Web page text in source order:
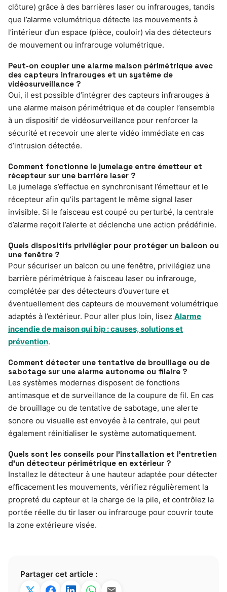
clôture) grâce à des barrières laser ou infrarouges, tandis
que l’alarme volumétrique détecte les mouvements à
l’intérieur d’un espace (pièce, couloir) via des détecteurs
de mouvement ou infrarouge volumétrique.
Peut-on coupler une alarme maison périmétrique avec
des capteurs infrarouges et un système de
vidéosurveillance ?
Oui, il est possible d’intégrer des capteurs infrarouges à
une alarme maison périmétrique et de coupler l’ensemble
à un dispositif de vidéosurveillance pour renforcer la
sécurité et recevoir une alerte vidéo immédiate en cas
d’intrusion détectée.
Comment fonctionne le jumelage entre émetteur et
récepteur sur une barrière laser ?
Le jumelage s’effectue en synchronisant l’émetteur et le
récepteur afin qu’ils partagent le même signal laser
invisible. Si le faisceau est coupé ou perturbé, la centrale
d’alarme reçoit l’alerte et déclenche une action prédéfinie.
Quels dispositifs privilégier pour protéger un balcon ou
une fenêtre ?
Pour sécuriser un balcon ou une fenêtre, privilégiez une
barrière périmétrique à faisceau laser ou infrarouge,
complétée par des détecteurs d’ouverture et
éventuellement des capteurs de mouvement volumétrique
adaptés à l’extérieur. Pour aller plus loin, lisez Alarme
incendie de maison qui bip : causes, solutions et
prévention.
Comment détecter une tentative de brouillage ou de
sabotage sur une alarme autonome ou filaire ?
Les systèmes modernes disposent de fonctions
antimasque et de surveillance de la coupure de fil. En cas
de brouillage ou de tentative de sabotage, une alerte
sonore ou visuelle est envoyée à la centrale, qui peut
également réinitialiser le système automatiquement.
Quels sont les conseils pour l’installation et l’entretien
d’un détecteur périmétrique en extérieur ?
Installez le détecteur à une hauteur adaptée pour détecter
efficacement les mouvements, vérifiez régulièrement la
propreté du capteur et la charge de la pile, et contrôlez la
portée réelle du tir laser ou infrarouge pour couvrir toute
la zone extérieure visée.
Partager cet article :